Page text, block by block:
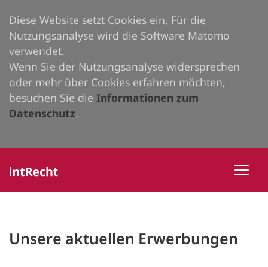
Diese Website setzt Cookies ein. Für die
Nutzungsanalyse wird die Software Matomo
verwendet.
Wenn Sie der Nutzungsanalyse widersprechen
oder mehr über Cookies erfahren möchten,
besuchen Sie die Informationen zum
Datenschutz.
Unsere aktuellen Erwerbungen